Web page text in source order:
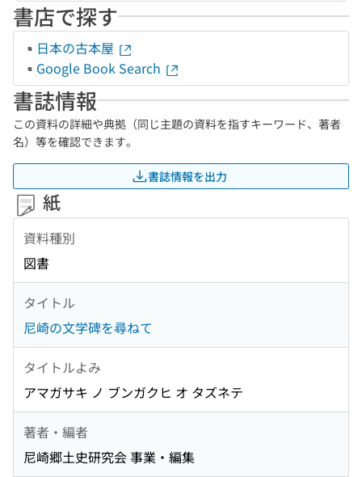
書店で探す
日本の古本屋
Google Book Search
書誌情報
この資料の詳細や典拠（同じ主題の資料を指すキーワード、著者
名）等を確認できます。
書誌情報を出力
紙
資料種別
図書
タイトル
尼崎の文学碑を尋ねて
タイトルよみ
アマガサキ ノ ブンガクヒ オ タズネテ
著者・編者
尼崎郷土史研究会 事業・編集